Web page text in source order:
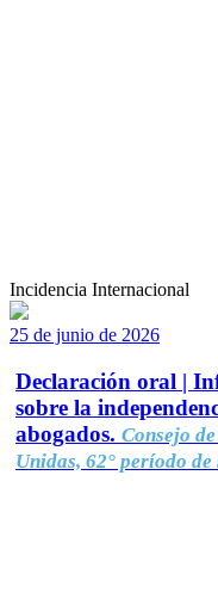
Incidencia Internacional
25 de junio de 2026
Declaración oral |
sobre la
abogados. Consejo
Unidas, 62° período de